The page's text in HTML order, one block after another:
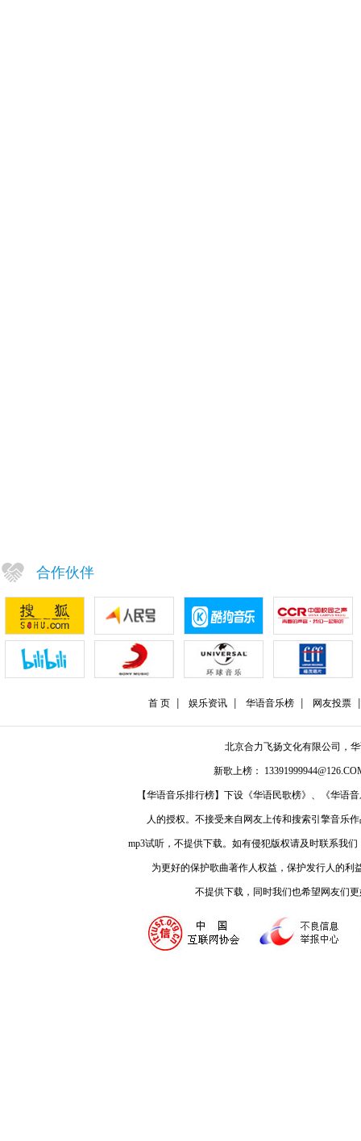
合作伙伴
首 页 娱乐资讯 华语音乐榜 网友投票
北京合力飞扬文化有限公司，
新歌上榜：
【华语音乐排行榜】下设《华语民歌榜》、《华语
人的授权。不接受来自网友上传和搜索引擎音乐
mp3试听，不提供下载。如有侵犯版权请及时联系我
为更好的保护歌曲著作人权益，保护发行人的
不提供下载，同时我们也希望网友们